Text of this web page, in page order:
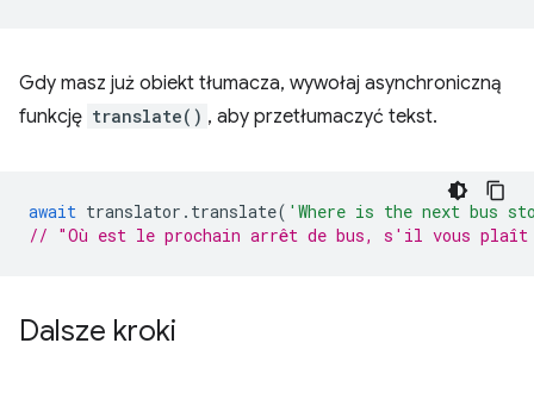
Gdy masz już obiekt tłumacza, wywołaj asynchroniczną
funkcję translate() , aby przetłumaczyć tekst.
await translator . translate( 'Where is the next bus
// "Où est le prochain arrêt de bus, s'il vous
Dalsze kroki